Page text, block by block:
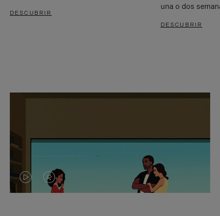
DESCUBRIR
una o dos
DESCUBRIR
EL
EL